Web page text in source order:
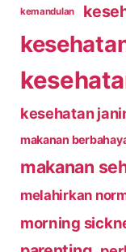
kemandulan
kesehatan
makanan
makanan
melahirkan
morning